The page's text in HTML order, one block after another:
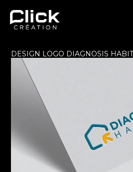
DESIGN LOGO DIAGNOSIS